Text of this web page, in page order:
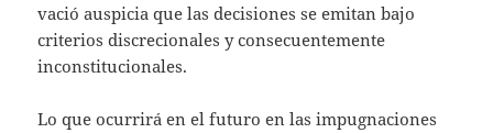
vació auspicia que las decisiones se emitan bajo
criterios discrecionales y consecuentemente
inconstitucionales.
Lo que ocurrirá en el futuro en las impugnaciones